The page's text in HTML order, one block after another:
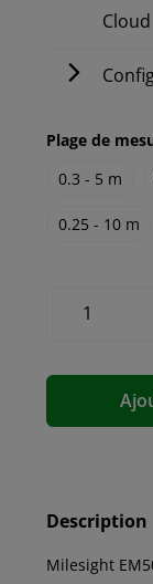
Cloud
Plage de
0.3 - 5 m
0.25 - 10 m
Description
Milesight